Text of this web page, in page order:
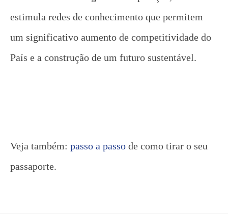
estimula redes de conhecimento que permitem
um significativo aumento de competitividade do
País e a construção de um futuro sustentável.
Veja também: passo a passo de como tirar o seu
passaporte.